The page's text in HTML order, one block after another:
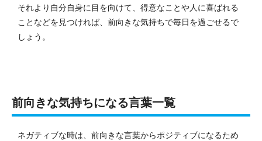
それより自分自身に目を向けて、得意なことや人に喜ばれる
ことなどを見つければ、前向きな気持ちで毎日を過ごせるで
しょう。
前向きな気持ちになる言葉一覧
ネガティブな時は、前向きな言葉からポジティブになるため